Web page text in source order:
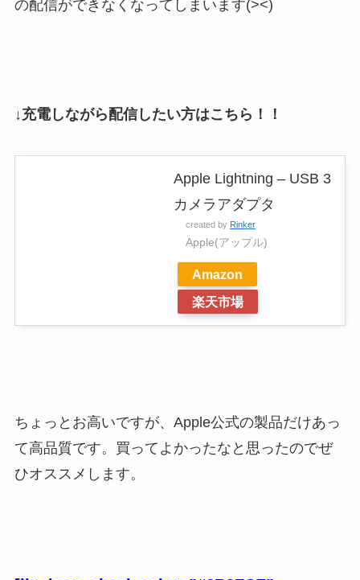
の配信ができなくなってしまいます(><)
↓充電しながら配信したい方はこちら！！
Apple Lightning – USB 3
カメラアダプタ
created by Rinker
Apple(アップル)
Amazon
楽天市場
ちょっとお高いですが、Apple公式の製品だけあっ
て高品質です。買ってよかったなと思ったのでぜ
ひオススメします。